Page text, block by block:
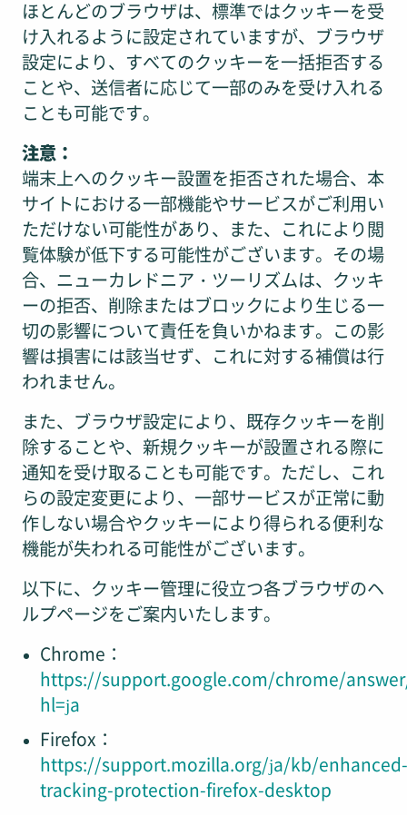
ほとんどのブラウザは、標準ではクッキーを受
け入れるように設定されていますが、ブラウザ
設定により、すべてのクッキーを一括拒否する
ことや、送信者に応じて一部のみを受け入れる
ことも可能です。
注意：
端末上へのクッキー設置を拒否された場合、本
サイトにおける一部機能やサービスがご利用い
ただけない可能性があり、また、これにより閲
覧体験が低下する可能性がございます。その場
合、ニューカレドニア・ツーリズムは、クッキ
ーの拒否、削除またはブロックにより生じる一
切の影響について責任を負いかねます。この影
響は損害には該当せず、これに対する補償は行
われません。
また、ブラウザ設定により、既存クッキーを削
除することや、新規クッキーが設置される際に
通知を受け取ることも可能です。ただし、これ
らの設定変更により、一部サービスが正常に動
作しない場合やクッキーにより得られる便利な
機能が失われる可能性がございます。
以下に、クッキー管理に役立つ各ブラウザのヘ
ルプページをご案内いたします。
Chrome：
https://support.google.com/chrome/
hl=ja
Firefox：
https://support.mozilla.org/ja/kb/enhanced-
tracking-protection-firefox-desktop